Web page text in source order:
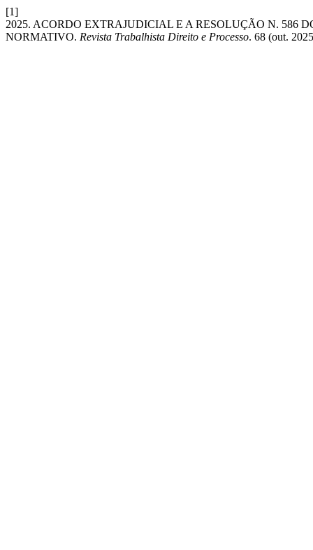
[1]
2025. ACORDO EXTRAJUDICIAL E A RESOLUÇÃO N. 586
NORMATIVO. Revista Trabalhista Direito e Processo. 68 (out.